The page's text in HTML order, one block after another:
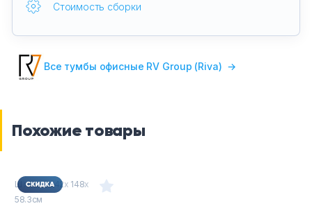
Стоимость сборки
Все тумбы офисные RV Group (Riva) →
Похожие товары
Ш хГхВ : 42х 148х
58.3см